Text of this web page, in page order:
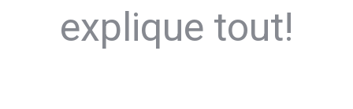
explique tout!